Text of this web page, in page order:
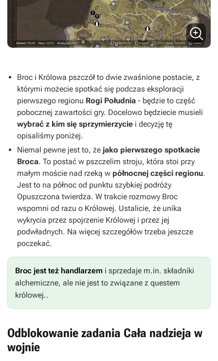
Broc i Królowa pszczół to dwie zwaśnione postacie, z
którymi możecie spotkać się podczas eksploracji
pierwszego regionu Rogi Południa - będzie to część
pobocznej zawartości gry. Docelowo będziecie musieli
wybrać z kim się sprzymierzycie i decyzję tę
opisaliśmy poniżej.
Niemal pewne jest to, że jako pierwszego spotkacie
Broca. To postać w pszczelim stroju, która stoi przy
małym moście nad rzeką w północnej części regionu.
Jest to na północ od punktu szybkiej podróży
Opuszczona twierdza. W trakcie rozmowy Broc
wspomni od razu o Królowej. Ustalicie, że unika
wykrycia przez spojrzenie Królowej i przez jej
podwładnych. Na więcej szczegółów trzeba jeszcze
poczekać.
Broc jest też handlarzem i sprzedaje m.in. składniki
alchemiczne, ale nie jest to związane z questem
królowej..
Odblokowanie zadania Cała nadzieja w
wojnie